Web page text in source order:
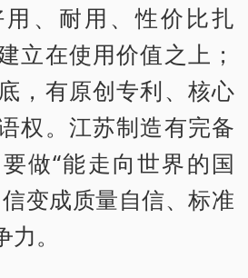
、耐用、性价比扎
立在使用价值之上；
，有原创专利、核心
权。江苏制造有完备
做“能走向世界的国
变成质量自信、标准
。